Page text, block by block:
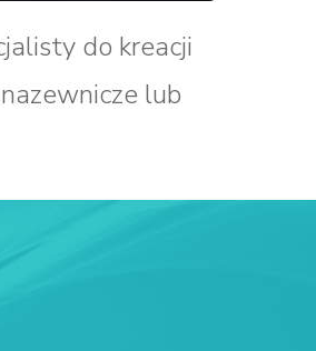
do kreacji
lub